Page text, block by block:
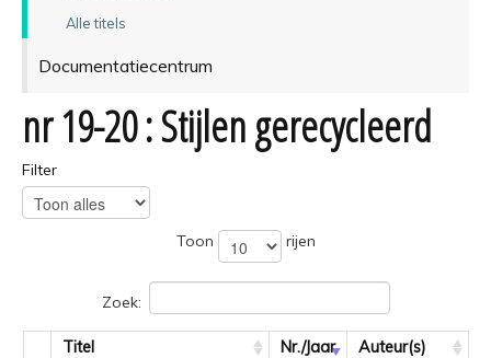
Alle titels
Documentatiecentrum
nr 19-20 : Stijlen gerecycleerd
Filter
Toon rijen
Zoek:
Titel Nr./Jaar
Auteur(s)